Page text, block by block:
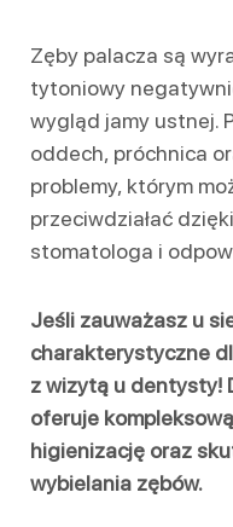
Zęby palacza są
tytoniowy
wygląd jamy ustnej.
oddech, próchnica
problemy, którym
przeciwdziałać
stomatologa i
Jeśli zauważasz u
charakterystyczne
z wizytą u dentysty!
oferuje
higienizację oraz
wybielania zębów.